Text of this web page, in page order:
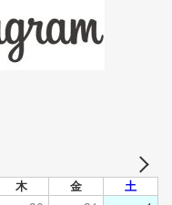
木 金 土